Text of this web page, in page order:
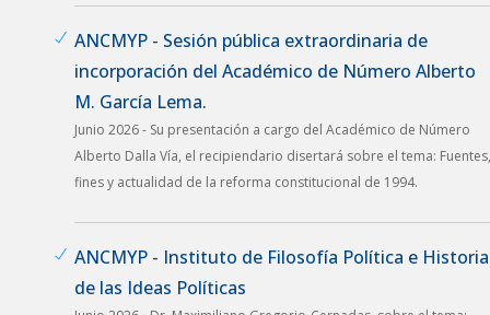
ANCMYP - Sesión pública extraordinaria de
incorporación del Académico de Número Alberto
M. García Lema.
Junio 2026 - Su presentación a cargo del Académico de Número
Alberto Dalla Vía, el recipiendario disertará sobre el tema: Fuentes,
fines y actualidad de la reforma constitucional de 1994.
ANCMYP - Instituto de Filosofía Política e Historia
de las Ideas Políticas